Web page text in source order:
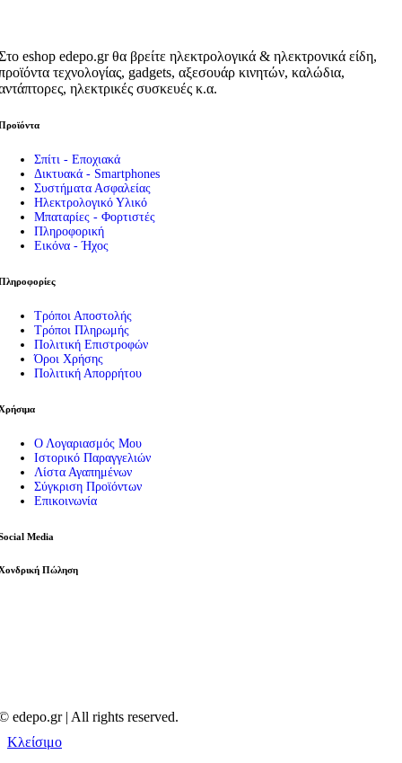
eshop edepo.gr θα βρείτε ηλεκτρολογικά & ηλεκτρονικά είδη,
τεχνολογίας, gadgets, αξεσουάρ κινητών, καλώδια,
ηλεκτρικές συσκευές κ.α.
Σπίτι - Εποχιακά
Δικτυακά - Smartphones
Συστήματα Ασφαλείας
Ηλεκτρολογικό Υλικό
Μπαταρίες - Φορτιστές
Πληροφορική
Εικόνα - Ήχος
Τρόποι Αποστολής
Τρόποι Πληρωμής
Πολιτική Επιστροφών
Όροι Χρήσης
Πολιτική Απορρήτου
Ο Λογαριασμός Μου
Ιστορικό Παραγγελιών
Λίστα Αγαπημένων
Σύγκριση Προϊόντων
Επικοινωνία
Media
Πώληση
edepo.gr | All rights reserved.
Κλείσιμο